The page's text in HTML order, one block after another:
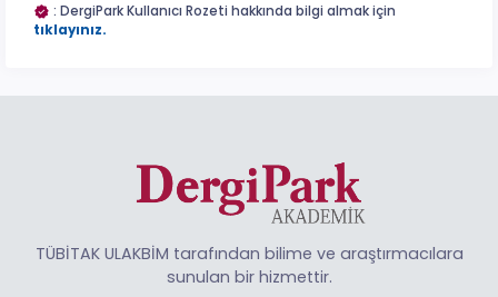
: DergiPark Kullanıcı Rozeti hakkında bilgi almak için
tıklayınız.
TÜBİTAK ULAKBİM tarafından bilime ve araştırmacılara
sunulan bir hizmettir.